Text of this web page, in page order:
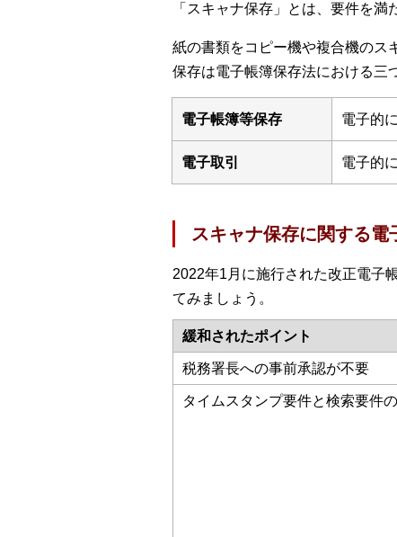
「スキャナ保存」とは、要件を
紙の書類をコピー機や複合機のス
保存は電子帳簿保存法における三
電子帳簿等保存 電子的
電子取引 電子的
スキャナ保存に関する電
2022年1月に施行された改正電子
てみましょう。
緩和されたポイント
税務署長への事前承認が不要
タイムスタンプ要件と検索要件